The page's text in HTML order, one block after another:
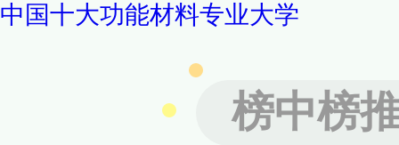
中国十大功能材料专业大学
榜中榜